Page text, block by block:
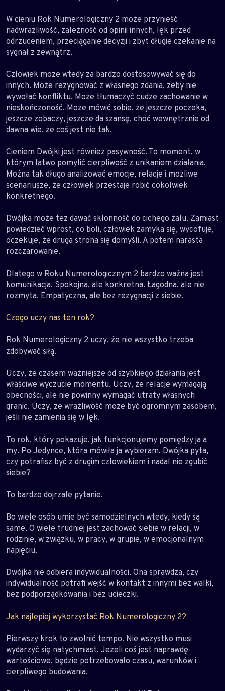
W cieniu Rok Numerologiczny 2 może przynieść
nadwrażliwość, zależność od opinii innych, lęk przed
odrzuceniem, przeciąganie decyzji i zbyt długie czekanie na
sygnał z zewnątrz.
Człowiek może wtedy za bardzo dostosowywać się do
innych. Może rezygnować z własnego zdania, żeby nie
wywołać konfliktu. Może tłumaczyć cudze zachowanie w
nieskończoność. Może mówić sobie, że jeszcze poczeka,
jeszcze zobaczy, jeszcze da szansę, choć wewnętrznie od
dawna wie, że coś jest nie tak.
Cieniem Dwójki jest również pasywność. To moment, w
którym łatwo pomylić cierpliwość z unikaniem działania.
Można tak długo analizować emocje, relacje i możliwe
scenariusze, że człowiek przestaje robić cokolwiek
konkretnego.
Dwójka może też dawać skłonność do cichego żalu. Zamiast
powiedzieć wprost, co boli, człowiek zamyka się, wycofuje,
oczekuje, że druga strona się domyśli. A potem narasta
rozczarowanie.
Dlatego w Roku Numerologicznym 2 bardzo ważna jest
komunikacja. Spokojna, ale konkretna. Łagodna, ale nie
rozmyta. Empatyczna, ale bez rezygnacji z siebie.
Czego uczy nas ten rok?
Rok Numerologiczny 2 uczy, że nie wszystko trzeba
zdobywać siłą.
Uczy, że czasem ważniejsze od szybkiego działania jest
właściwe wyczucie momentu. Uczy, że relacje wymagają
obecności, ale nie powinny wymagać utraty własnych
granic. Uczy, że wrażliwość może być ogromnym zasobem,
jeśli nie zamienia się w lęk.
To rok, który pokazuje, jak funkcjonujemy pomiędzy ja a
my. Po Jedynce, która mówiła ja wybieram, Dwójka pyta,
czy potrafisz być z drugim człowiekiem i nadal nie zgubić
siebie?
To bardzo dojrzałe pytanie.
Bo wiele osób umie być samodzielnych wtedy, kiedy są
same. O wiele trudniej jest zachować siebie w relacji, w
rodzinie, w związku, w pracy, w grupie, w emocjonalnym
napięciu.
Dwójka nie odbiera indywidualności. Ona sprawdza, czy
indywidualność potrafi wejść w kontakt z innymi bez walki,
bez podporządkowania i bez ucieczki.
Jak najlepiej wykorzystać Rok Numerologiczny 2?
Pierwszy krok to zwolnić tempo. Nie wszystko musi
wydarzyć się natychmiast. Jeżeli coś jest naprawdę
wartościowe, będzie potrzebowało czasu, warunków i
cierpliwego budowania.